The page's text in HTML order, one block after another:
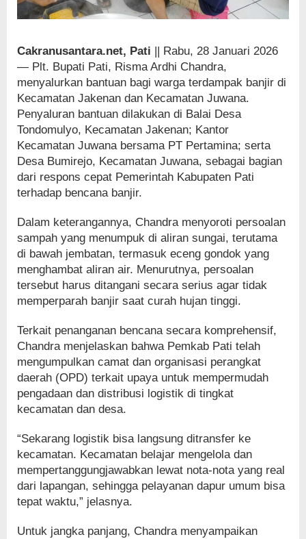
Cakranusantara.net, Pati || Rabu, 28 Januari 2026
— Plt. Bupati Pati, Risma Ardhi Chandra,
menyalurkan bantuan bagi warga terdampak banjir di
Kecamatan Jakenan dan Kecamatan Juwana.
Penyaluran bantuan dilakukan di Balai Desa
Tondomulyo, Kecamatan Jakenan; Kantor
Kecamatan Juwana bersama PT Pertamina; serta
Desa Bumirejo, Kecamatan Juwana, sebagai bagian
dari respons cepat Pemerintah Kabupaten Pati
terhadap bencana banjir.
Dalam keterangannya, Chandra menyoroti persoalan
sampah yang menumpuk di aliran sungai, terutama
di bawah jembatan, termasuk eceng gondok yang
menghambat aliran air. Menurutnya, persoalan
tersebut harus ditangani secara serius agar tidak
memperparah banjir saat curah hujan tinggi.
Terkait penanganan bencana secara komprehensif,
Chandra menjelaskan bahwa Pemkab Pati telah
mengumpulkan camat dan organisasi perangkat
daerah (OPD) terkait upaya untuk mempermudah
pengadaan dan distribusi logistik di tingkat
kecamatan dan desa.
“Sekarang logistik bisa langsung ditransfer ke
kecamatan. Kecamatan belajar mengelola dan
mempertanggungjawabkan lewat nota-nota yang real
dari lapangan, sehingga pelayanan dapur umum bisa
tepat waktu,” jelasnya.
Untuk jangka panjang, Chandra menyampaikan